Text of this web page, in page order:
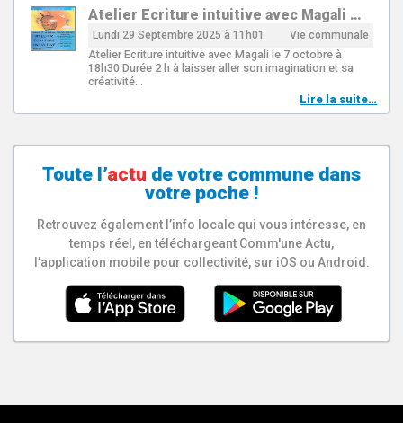
Atelier Ecriture intuitive avec Magali …
Lundi 29 Septembre 2025 à 11h01 Vie communale
Atelier Ecriture intuitive avec Magali le 7 octobre à
18h30 Durée 2 h à laisser aller son imagination et sa
créativité…
Lire la suite…
Toute l’actu de votre commune dans
votre poche !
Retrouvez également l’info locale qui vous intéresse, en
temps réel, en téléchargeant Comm'une Actu,
l’application mobile pour collectivité, sur iOS ou Android.